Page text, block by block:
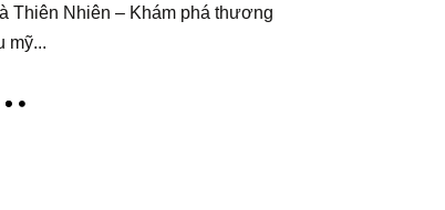
Thiên Nhiên – Khám phá thương
mỹ...